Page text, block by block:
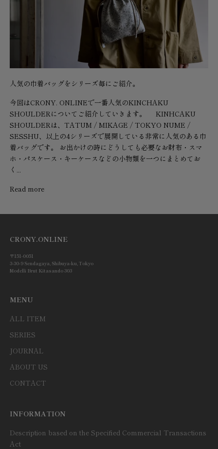
人気の巾着バッグをシリーズ毎にご紹介。
今回はCRONY. ONLINEで一番人気のKINCHAKU
SHOULDERについてご紹介していきます。 KINHCAKU
SHOULDERは、TATUM / MIKAGE / TOKYO NUME /
SESSHU、以上の4シリーズで展開している非常に人気のある巾
着バッグです。 お出かけの時にどうしても必要なお財布・スマ
ホ・パスケース・キーケースなどの小物類を一つにまとめてお
く...
Read more
CRONY.ONLINE
〒151-0051
3-30-9 Sendagaya, Shibuya-ku, Tokyo
Modelli Brut Kitasando 303
MENU
ALL ITEM
SERIES
JOURNAL
ABOUT US
CONTACT
INFORMATION
Description based on the Specified Commercial Transactions
Act